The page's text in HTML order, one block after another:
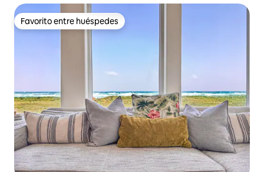
Favorito entre huéspedes
Favorito entre huéspedes